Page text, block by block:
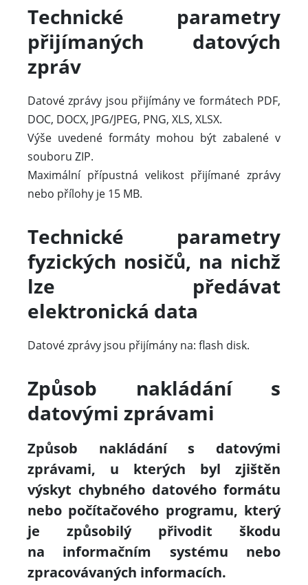
Technické parametry
přijímaných datových
zpráv
Datové zprávy jsou přijímány ve formátech PDF,
DOC, DOCX, JPG/JPEG, PNG, XLS, XLSX.
Výše uvedené formáty mohou být zabalené v
souboru ZIP.
Maximální přípustná velikost přijímané zprávy
nebo přílohy je 15 MB.
Technické parametry
fyzických nosičů, na nichž
lze předávat
elektronická data
Datové zprávy jsou přijímány na: flash disk.
Způsob nakládání s
datovými zprávami
Způsob nakládání s datovými
zprávami, u kterých byl zjištěn
výskyt chybného datového formátu
nebo počítačového programu, který
je způsobilý přivodit škodu
na informačním systému nebo
zpracovávaných informacích.